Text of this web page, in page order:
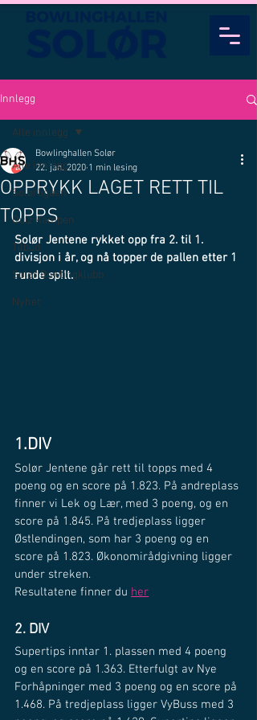
Innlegg
Alle innlegg
Solørligaen
Quiz Kampen
Tilbud
Solør Bowlingklubb
Nyhet
Alle innlegg
OPPRYKK LAGET RETT TIL
TOPPS
Bowlinghallen Solør
22. jan. 2020 1 min lesing
Solør Jentene rykket opp fra 2. til 1.
divisjon i år, og nå topper de pallen etter 1
runde spilt.
1.DIV
Solør Jentene går rett til topps med 4
poeng og en score på 1.823. På andreplass
finner vi Lek og Lær, med 3 poeng, og en
score på 1.845. På tredjeplass ligger
Østlendingen, som har 3 poeng og en
score på 1.823. Økonomirådgivning ligger
under streken.
Resultatene finner du her
2. DIV
Supertips inntar 1. plassen med 4 poeng
og en score på 1.363. Etterfulgt av Nye
Forhåpninger med 3 poeng og en score på
1.468. På tredjeplass ligger VyBuss med 3